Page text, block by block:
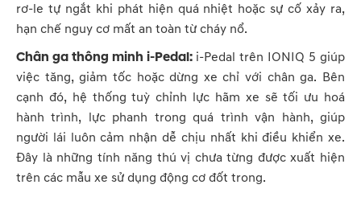
rơ-le tự ngắt khi phát hiện quá nhiệt hoặc sự cố xảy ra,
hạn chế nguy cơ mất an toàn từ cháy nổ.
Chân ga thông minh i-Pedal:i-Pedal trên IONIQ 5 giúp
việc tăng, giảm tốc hoặc dừng xe chỉ với chân ga. Bên
cạnh đó, hệ thống tuỳ chỉnh lực hãm xe sẽ tối ưu hoá
hành trình, lực phanh trong quá trình vận hành, giúp
người lái luôn cảm nhận dễ chịu nhất khi điều khiển xe.
Đây là những tính năng thú vị chưa từng được xuất hiện
trên các mẫu xe sử dụng động cơ đốt trong.